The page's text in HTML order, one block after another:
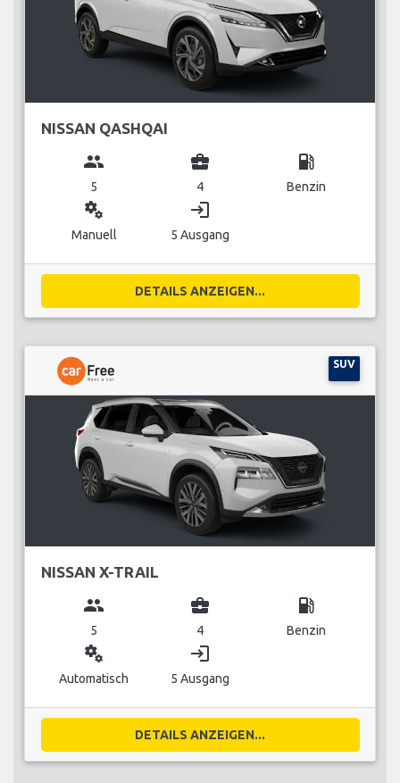
NISSAN QASHQAI
group
5
business_center
4
local_gas_station
Benzin
miscellaneous_services
Manuell
login
5 Ausgang
DETAILS ANZEIGEN...
SUV
NISSAN X-TRAIL
group
5
business_center
4
local_gas_station
Benzin
miscellaneous_services
Automatisch
login
5 Ausgang
DETAILS ANZEIGEN...